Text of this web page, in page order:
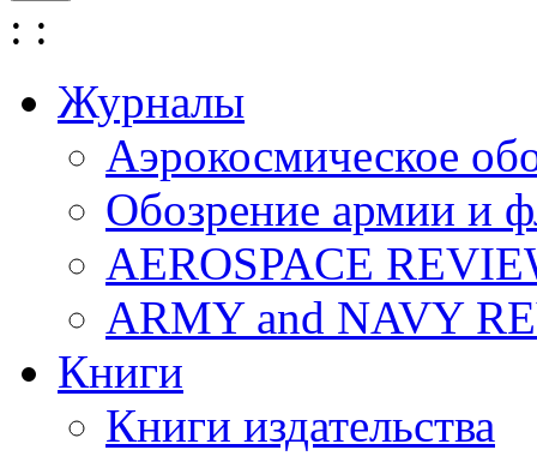
: :
Журналы
Аэрокосмическое
Обозрение армии и
AEROSPACE
ARMY and NAVY
Книги
Книги издательства